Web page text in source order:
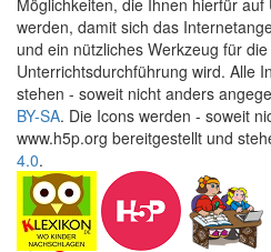
Möglichkeiten, die Ihnen hierfür
werden, damit sich das
und ein nützliches Werkzeug für
Unterrichtsdurchführung wird. Alle
stehen - soweit nicht anders
BY-SA. Die Icons werden - soweit
www.h5p.org bereitgestellt und
4.0.